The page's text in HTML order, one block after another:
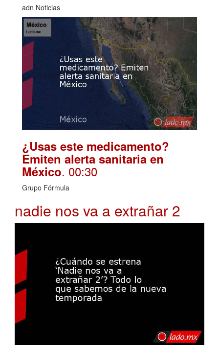
adn Noticias
¿Usas este medicamento?
Emiten alerta sanitaria en
México. 00:30
Grupo Fórmula
nadie nos va a extrañar 2